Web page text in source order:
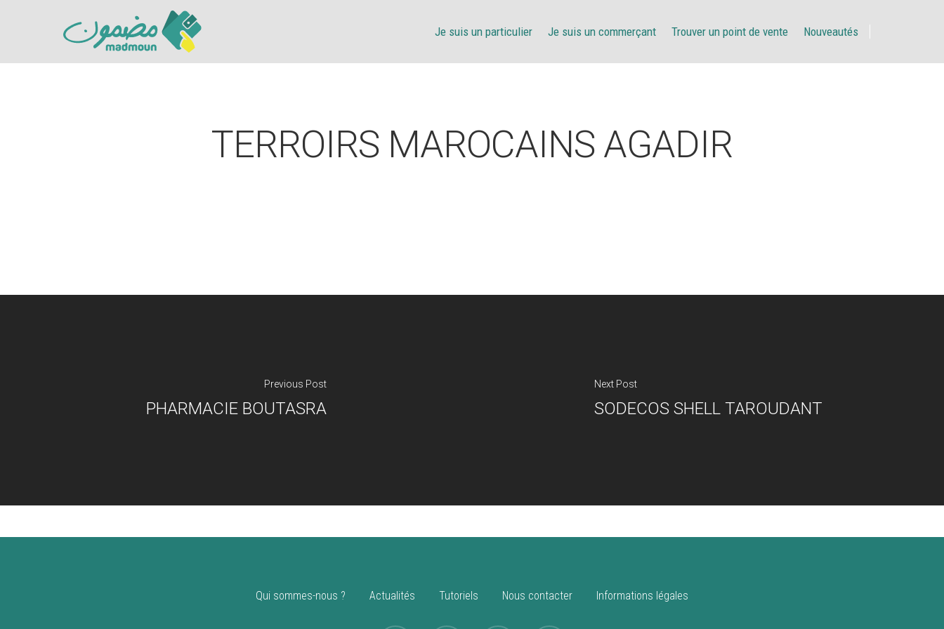
Hit enter to search or ESC to close
Je suis un particulier Je suis un commerçant Trouver un point de vente Nouveautés
TERROIRS MAROCAINS AGADIR
Previous Post
PHARMACIE BOUTASRA
Next Post
SODECOS SHELL TAROUDANT
Qui sommes-nous ? Actualités Tutoriels Nous contacter Informations légales